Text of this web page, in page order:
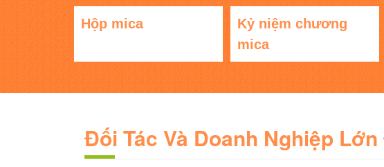
Hộp mica
Kỷ niệm chương
mica
Đối Tác Và Doanh Nghiệp